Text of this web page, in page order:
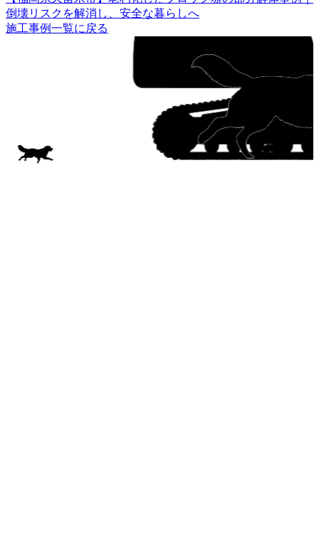
倒壊リスクを解消し、安全な暮らしへ
施工事例一覧に戻る